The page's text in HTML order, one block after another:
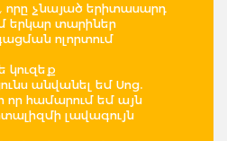
չնայած երիտասարդ
երկար տարիներ
ոլորտում
կուզեք
անվանել եմ Սոց.
համարում եմ այն
լավագույն